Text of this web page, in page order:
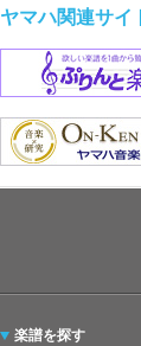
ヤマハ関連サイ
楽譜を探す